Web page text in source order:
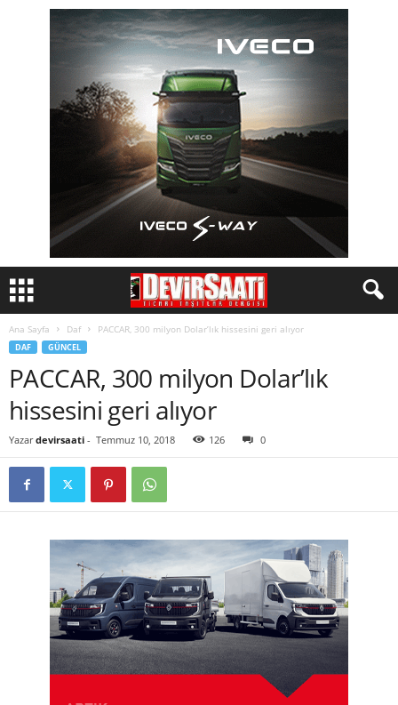
Ana Sayfa Daf PACCAR, 300 milyon Dolar’lık hissesini geri alıyor
DAF GÜNCEL
PACCAR, 300 milyon Dolar’lık
hissesini geri alıyor
Yazar devirsaati - Temmuz 10, 2018 126 0